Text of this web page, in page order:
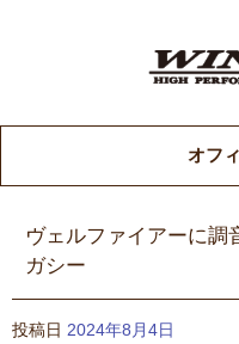
オフ
ヴェルファイアーに
ガシー
投稿日 2024年8月4日